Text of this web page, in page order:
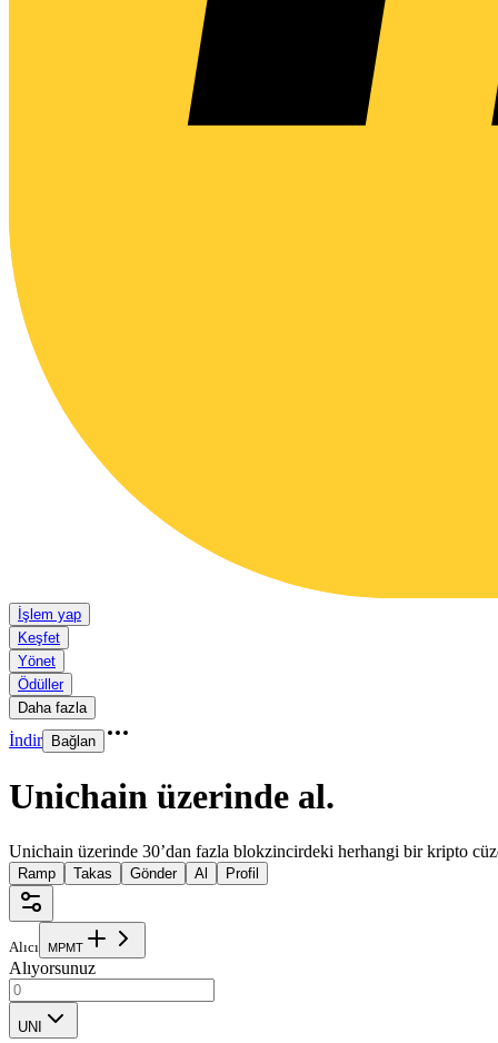
İşlem yap
Keşfet
Yönet
Ödüller
Daha fazla
İndir Bağlan
Unichain üzerinde al.
Unichain üzerinde 30’dan fazla blokzincirdeki herhangi bir kripto
Ramp Takas Gönder Al Profil
Alıcı MPMT
Alıyorsunuz
UNI